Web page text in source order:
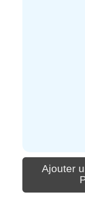
Ajouter